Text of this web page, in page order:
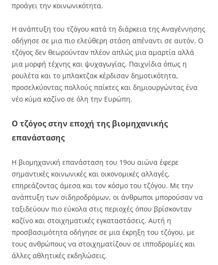
προάγει την κοινωνικότητα.
Η ανάπτυξη του τζόγου κατά τη διάρκεια της Αναγέννησης
οδήγησε σε μια πιο ελεύθερη στάση απέναντι σε αυτόν. Ο
τζόγος δεν θεωρούνταν πλέον απλώς μια αμαρτία αλλά
μια μορφή τέχνης και ψυχαγωγίας. Παιχνίδια όπως η
ρουλέτα και το μπλακτζακ κέρδισαν δημοτικότητα,
προσελκύοντας πολλούς παίκτες και δημιουργώντας ένα
νέο κύμα καζίνο σε όλη την Ευρώπη.
Ο τζόγος στην εποχή της βιομηχανικής
επανάστασης
Η βιομηχανική επανάσταση του 19ου αιώνα έφερε
σημαντικές κοινωνικές και οικονομικές αλλαγές,
επηρεάζοντας άμεσα και τον κόσμο του τζόγου. Με την
ανάπτυξη των σιδηροδρόμων, οι άνθρωποι μπορούσαν να
ταξιδεύουν πιο εύκολα στις περιοχές όπου βρίσκονταν
καζίνο και στοιχηματικές εγκαταστάσεις. Αυτή η
προσβασιμότητα οδήγησε σε μια έκρηξη του τζόγου, με
τους ανθρώπους να στοιχηματίζουν σε ιπποδρομίες και
άλλες αθλητικές εκδηλώσεις.